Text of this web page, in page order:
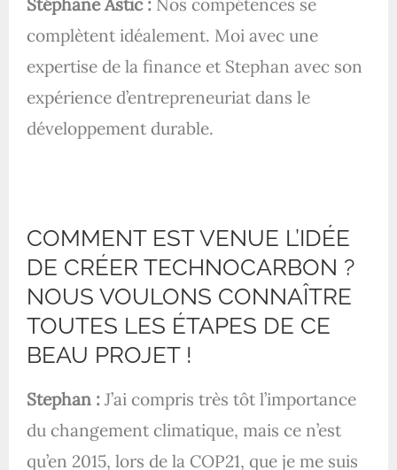
complètent idéalement. Moi avec une
expertise de la finance et Stephan avec son
expérience d’entrepreneuriat dans le
développement durable.
COMMENT EST VENUE L’IDÉE
DE CRÉER TECHNOCARBON ?
NOUS VOULONS CONNAÎTRE
TOUTES LES ÉTAPES DE CE
BEAU PROJET !
Stephan : J’ai compris très tôt l’importance
du changement climatique, mais ce n’est
qu’en 2015, lors de la COP21, que je me suis